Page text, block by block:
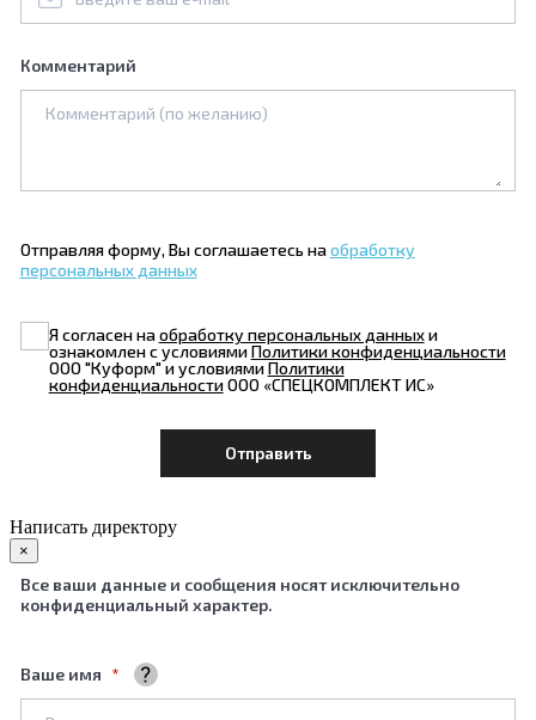
Комментарий
Отправляя форму, Вы соглашаетесь наобработку
персональных данных
Я согласен наобработку персональных данныхи
ознакомлен с условиямиПолитики конфиденциальности
ООО "Куформ" и условиямиПолитики
конфиденциальностиООО «СПЕЦКОМПЛЕКТ ИС»
Написать директору
×
Все ваши данные и сообщения носят исключительно
конфиденциальный характер.
Ваше имя